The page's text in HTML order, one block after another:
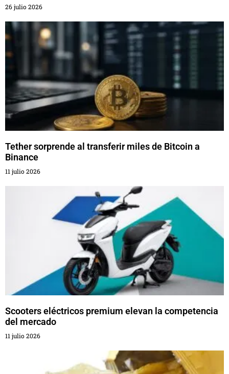
26 julio 2026
Tether sorprende al transferir miles de Bitcoin a
Binance
11 julio 2026
Scooters eléctricos premium elevan la competencia
del mercado
11 julio 2026